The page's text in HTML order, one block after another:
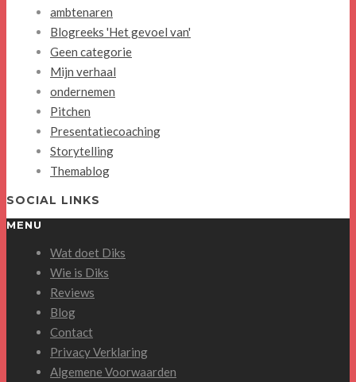
ambtenaren
Blogreeks 'Het gevoel van'
Geen categorie
Mijn verhaal
ondernemen
Pitchen
Presentatiecoaching
Storytelling
Themablog
SOCIAL LINKS
MENU
Wat doet Diks
Wie is Diks
Reviews
Blog
Contact
Privacy Verklaring
Algemene Voorwaarden